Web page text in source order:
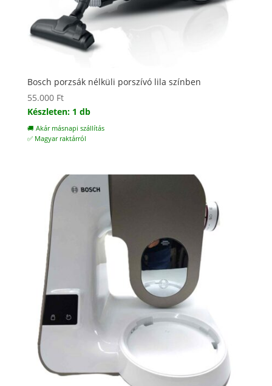
Bosch porzsák nélküli porszívó lila színben
55.000 Ft
Készleten: 1 db
🚚 Akár másnapi szállítás
✅ Magyar raktárról